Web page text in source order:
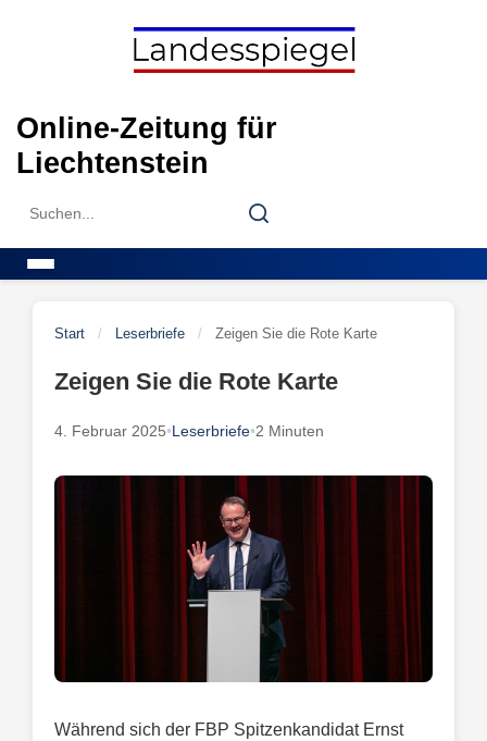
Online-Zeitung für
Liechtenstein
Search
Search
Start / Leserbriefe / Zeigen Sie die Rote Karte
Zeigen Sie die Rote Karte
4. Februar 2025•Leserbriefe•2 Minuten
Während sich der FBP Spitzenkandidat Ernst